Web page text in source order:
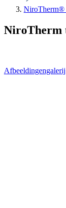
NiroTherm®
NiroTherm